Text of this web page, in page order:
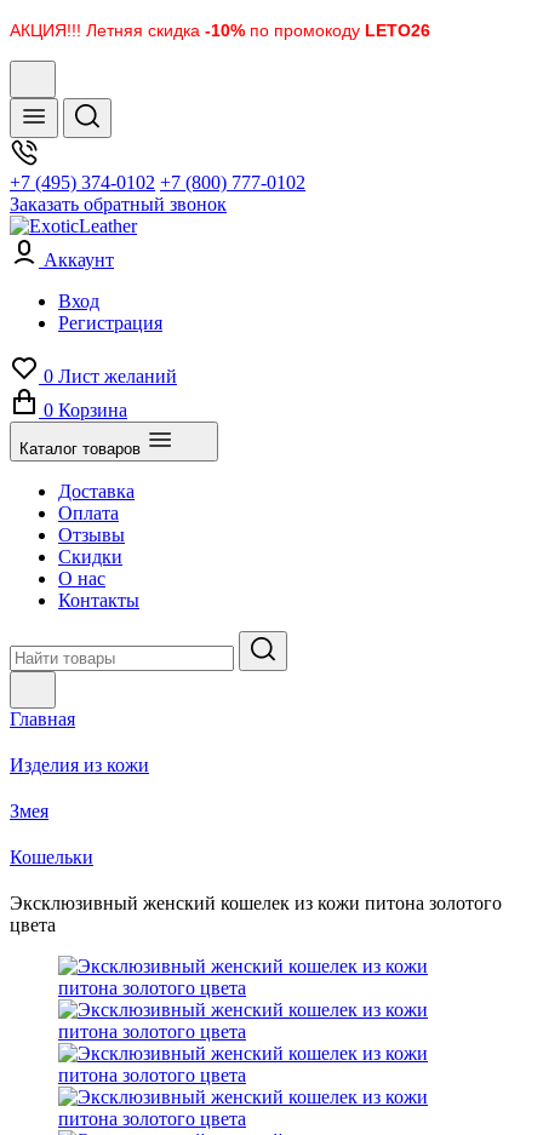
АКЦИЯ!!! Летняя скидка -10% по промокоду LETO26
+7 (495) 374-0102 +7 (800) 777-0102
Заказать обратный звонок
Аккаунт
Вход
Регистрация
0 Лист желаний
0 Корзина
Каталог товаров
Доставка
Оплата
Отзывы
Скидки
О нас
Контакты
Главная
Изделия из кожи
Змея
Кошельки
Эксклюзивный женский кошелек из кожи питона золотого
цвета